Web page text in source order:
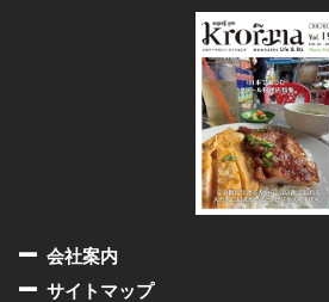
会社案内
サイトマップ